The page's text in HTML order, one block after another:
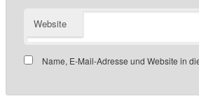
Website
Name, E-Mail-Adresse und Website in